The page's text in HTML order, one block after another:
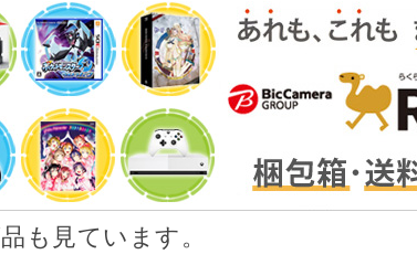
も見ています。